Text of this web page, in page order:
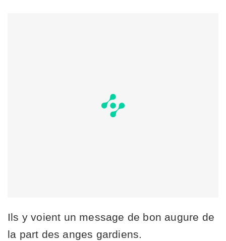
Ils y voient un message de bon augure de
la part des anges gardiens.